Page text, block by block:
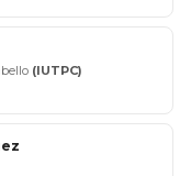
(IUTPC)